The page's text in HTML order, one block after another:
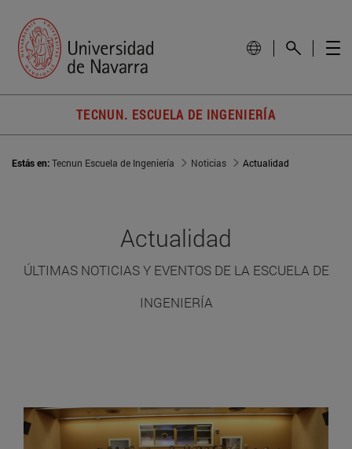
TECNUN. ESCUELA DE INGENIERÍA
Estás en:Tecnun Escuela de Ingeniería Noticias Actualidad
Actualidad
ÚLTIMAS NOTICIAS Y EVENTOS DE LA ESCUELA DE
INGENIERÍA